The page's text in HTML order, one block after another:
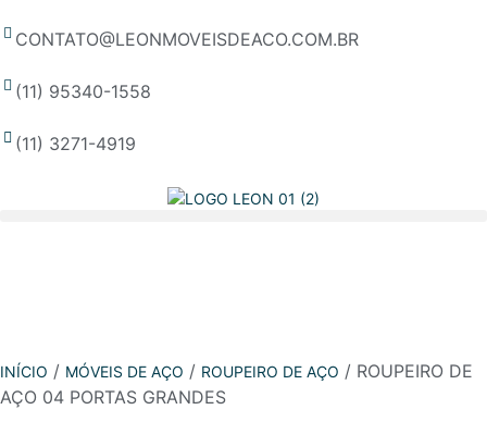
CONTATO@LEONMOVEISDEACO.COM.BR
(11) 95340-1558
(11) 3271-4919
INÍCIO / MÓVEIS DE AÇO / ROUPEIRO DE AÇO / ROUPEIRO DE
AÇO 04 PORTAS GRANDES